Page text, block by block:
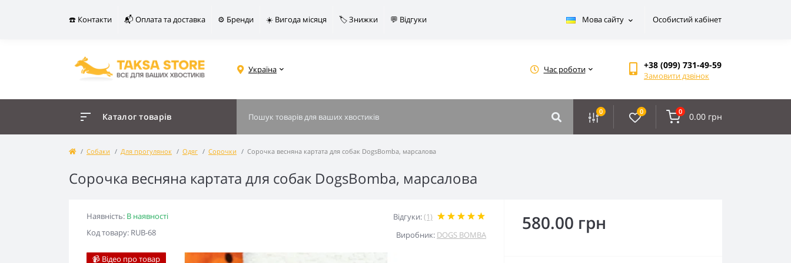
☎️ Контакти 📬 Оплата та доставка ⚙️ Бренди ☀️ Вигода місяця 🏷️ Знижки 💬 Відгуки Мова сайту Особистий кабінет
Україна Час роботи +38 (099) 731-49-59
Замовити дзвінок
Каталог товарів 0 0 0 0.00 грн
Собаки Для прогулянок Одяг Сорочки Сорочка весняна картата для собак DogsBomba, марсалова
Сорочка весняна картата для собак DogsBomba, марсалова
Наявність: В наявності
Код товару: RUB-68
Відгуки:(1)
Виробник: DOGS BOMBA
📹 Відео про товар
580.00 грн